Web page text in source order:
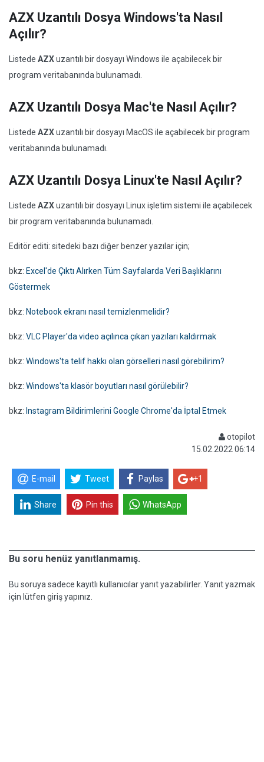
AZX Uzantılı Dosya Windows'ta Nasıl
Açılır?
Listede AZXuzantılı bir dosyayı Windows ile açabilecek bir
program veritabanında bulunamadı.
AZX Uzantılı Dosya Mac'te Nasıl Açılır?
Listede AZXuzantılı bir dosyayı MacOS ile açabilecek bir program
veritabanında bulunamadı.
AZX Uzantılı Dosya Linux'te Nasıl Açılır?
Listede AZXuzantılı bir dosyayı Linux işletim sistemi ile açabilecek
bir program veritabanında bulunamadı.
Editör editi: sitedeki bazı diğer benzer yazılar için;
bkz: Excel'de Çıktı Alırken Tüm Sayfalarda Veri Başlıklarını
Göstermek
bkz: Notebook ekranı nasıl temizlenmelidir?
bkz: VLC Player'da video açılınca çıkan yazıları kaldırmak
bkz: Windows'ta telif hakkı olan görselleri nasıl görebilirim?
bkz: Windows'ta klasör boyutları nasıl görülebilir?
bkz: Instagram Bildirimlerini Google Chrome'da İptal Etmek
otopilot
15.02.2022 06:14
E-mail Tweet Paylas +1
Share Pin this WhatsApp
Bu soru henüz yanıtlanmamış.
Bu soruya sadece kayıtlı kullanıcılar yanıt yazabilirler. Yanıt yazmak
için lütfen giriş yapınız.